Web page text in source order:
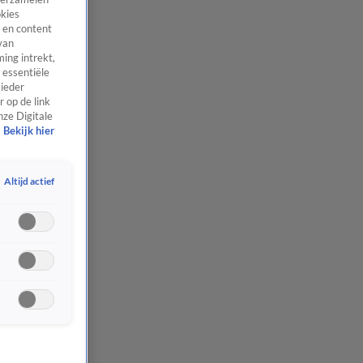
en content
intrekt,
op de link
Digitale
Bekijk hier
Altijd actief